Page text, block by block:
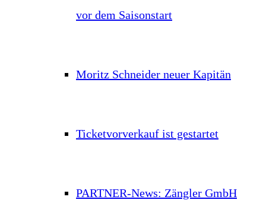
vor dem Saisonstart
Moritz Schneider neuer Kapitän
Ticketvorverkauf ist gestartet
PARTNER-News: Zängler GmbH